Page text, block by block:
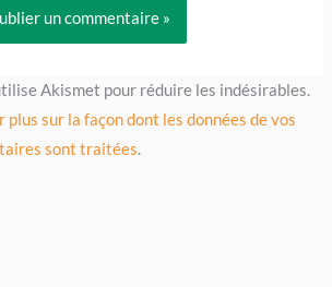
Akismet pour réduire les indésirables.
plus sur la façon dont les données de vos
sont traitées.